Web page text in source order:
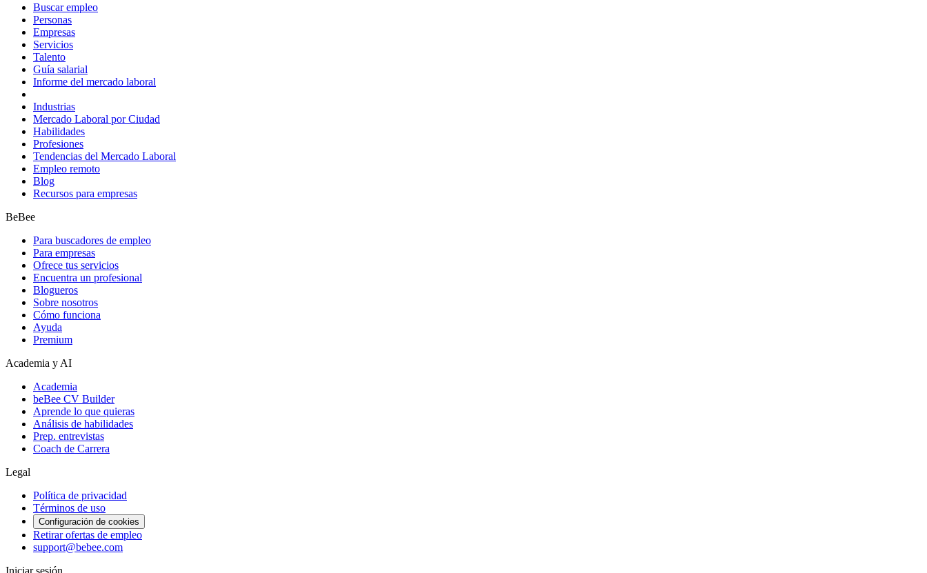
Buscar empleo
Personas
Empresas
Servicios
Talento
Guía salarial
Informe del mercado laboral
Industrias
Mercado Laboral por Ciudad
Habilidades
Profesiones
Tendencias del Mercado Laboral
Empleo remoto
Blog
Recursos para empresas
BeBee
Para buscadores de empleo
Para empresas
Ofrece tus servicios
Encuentra un profesional
Blogueros
Sobre nosotros
Cómo funciona
Ayuda
Premium
Academia y AI
Academia
beBee CV Builder
Aprende lo que quieras
Análisis de habilidades
Prep. entrevistas
Coach de Carrera
Legal
Política de privacidad
Términos de uso
Configuración de cookies
Retirar ofertas de empleo
support@bebee.com
Iniciar sesión